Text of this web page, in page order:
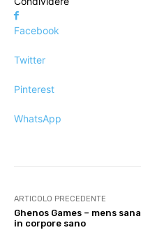
Facebook
Twitter
Pinterest
WhatsApp
ARTICOLO PRECEDENTE
Ghenos Games – mens sana
in corpore sano